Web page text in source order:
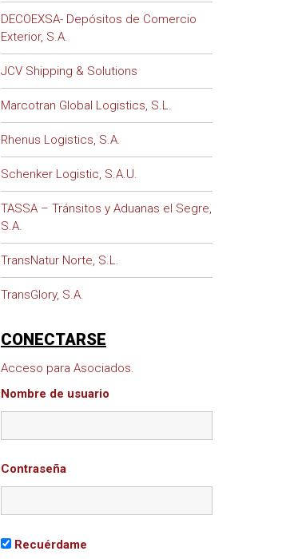
DECOEXSA- Depósitos de Comercio
Exterior, S.A.
JCV Shipping & Solutions
Marcotran Global Logistics, S.L.
Rhenus Logistics, S.A.
Schenker Logistic, S.A.U.
TASSA – Tránsitos y Aduanas el Segre,
S.A.
TransNatur Norte, S.L.
TransGlory, S.A.
CONECTARSE
Acceso para Asociados.
Nombre de usuario
Contraseña
Recuérdame